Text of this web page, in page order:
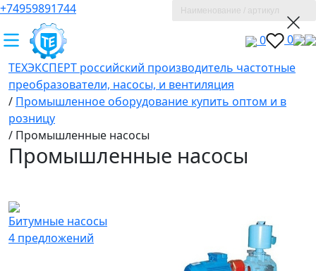
+74959891744
0
0
ТЕХЭКСПЕРТ российский производитель частотные
преобразователи, насосы, и вентиляция
/ Промышленное оборудование купить оптом и в
розницу
/ Промышленные насосы
Промышленные насосы
Битумные насосы
4 предложений